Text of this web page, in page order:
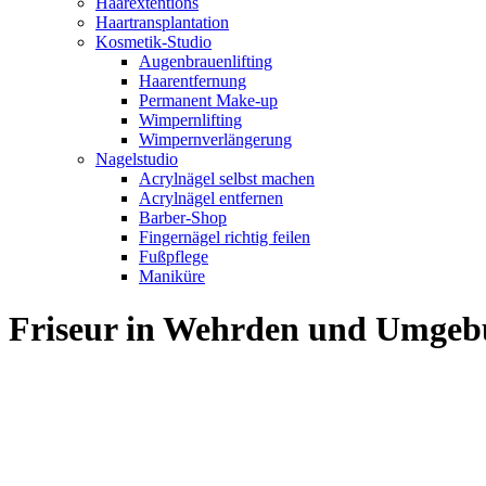
Haartransplantation
Kosmetik-Studio
Augenbrauenlifting
Haarentfernung
Permanent Make-up
Wimpernlifting
Wimpernverlängerung
Nagelstudio
Acrylnägel selbst machen
Acrylnägel entfernen
Barber-Shop
Fingernägel richtig feilen
Fußpflege
Maniküre
Friseur in Wehrden und